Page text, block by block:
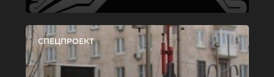
СПЕЦПРОЕКТ